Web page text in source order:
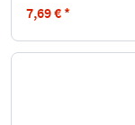
7,69€ *